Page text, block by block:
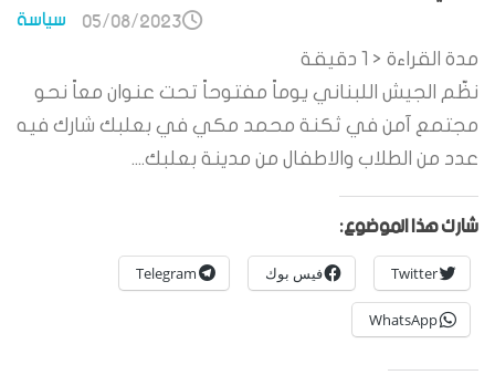
سياسة 05/08/2023
مدة القراءة < 1
دقيقة
نظّم الجيش اللبناني يوماً مفتوحاً تحت عنوان معاً نحو
مجتمع آمن في ثكنة محمد مكي في بعلبك شارك فيه
عدد من الطلاب والاطفال من مدينة بعلبك....
شارك هذا الموضوع:
Twitter فيس بوك Telegram
WhatsApp